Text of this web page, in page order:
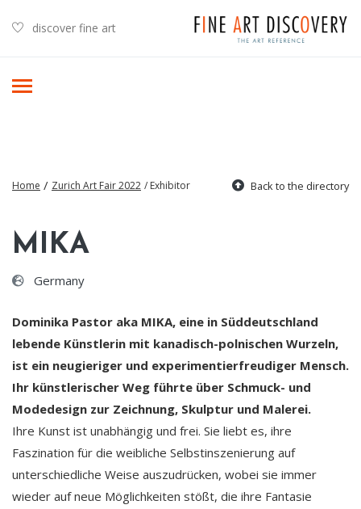
discover fine art
Back to the directory
Home / Zurich Art Fair 2022 / Exhibitor
MIKA
Germany
Dominika Pastor aka MIKA, eine in Süddeutschland
lebende Künstlerin mit kanadisch-polnischen Wurzeln,
ist ein neugieriger und experimentierfreudiger Mensch.
Ihr künstlerischer Weg führte über Schmuck- und
Modedesign zur Zeichnung, Skulptur und Malerei.
Ihre Kunst ist unabhängig und frei. Sie liebt es, ihre
Faszination für die weibliche Selbstinszenierung auf
unterschiedliche Weise auszudrücken, wobei sie immer
wieder auf neue Möglichkeiten stößt, die ihre Fantasie